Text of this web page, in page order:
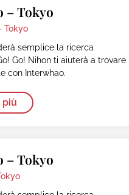
– Tokyo
Tokyo
semplice la ricerca
Go! Nihon ti aiuterà a trovare
con Interwhao.
più
– Tokyo